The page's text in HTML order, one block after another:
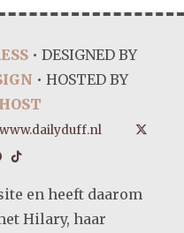
• DESIGNED BY
• HOSTED BY
www.dailyduff.nl
en heeft daarom
Hilary, haar